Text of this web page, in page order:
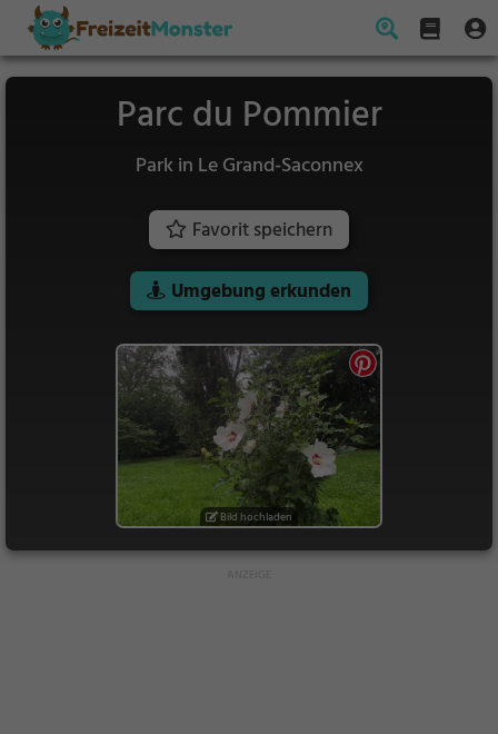
Parc du Pommier
Park in Le Grand-Saconnex
Favorit speichern
Umgebung erkunden
Bild hochladen